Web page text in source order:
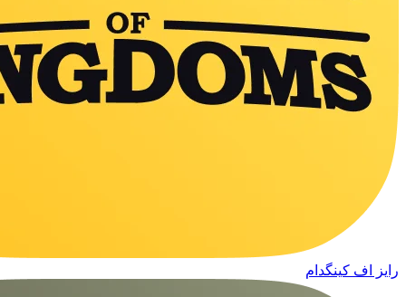
رایز اف کینگدام